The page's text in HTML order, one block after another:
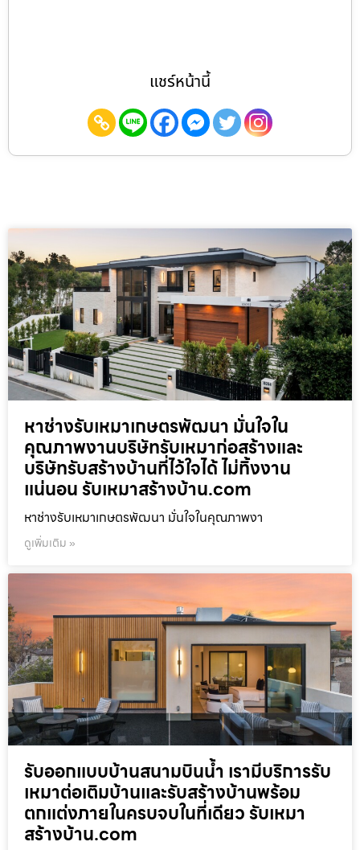
แชร์หน้านี้
หาช่างรับเหมาเกษตรพัฒนา มั่นใจใน
คุณภาพงานบริษัทรับเหมาก่อสร้างและ
บริษัทรับสร้างบ้านที่ไว้ใจได้ ไม่ทิ้งงาน
แน่นอน รับเหมาสร้างบ้าน.com
หาช่างรับเหมาเกษตรพัฒนา มั่นใจในคุณภาพงา
ดูเพิ่มเติม »
รับออกแบบบ้านสนามบินน้ำ เรามีบริการรับ
เหมาต่อเติมบ้านและรับสร้างบ้านพร้อม
ตกแต่งภายในครบจบในที่เดียว รับเหมา
สร้างบ้าน.com